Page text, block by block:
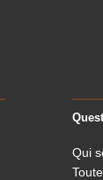
Qui